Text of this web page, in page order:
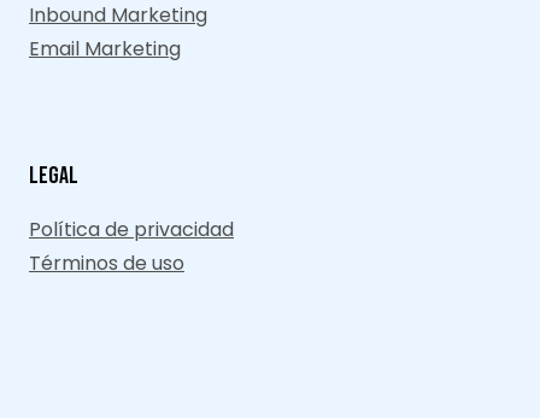
Inbound Marketing
Email Marketing
Legal
Política de privacidad
Términos de uso